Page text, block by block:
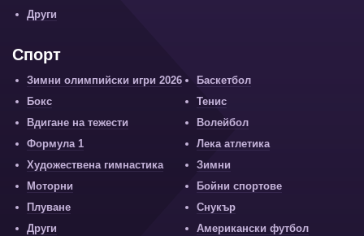
Други
Спорт
Зимни олимпийски игри 2026
Баскетбол
Бокс
Тенис
Вдигане на тежести
Волейбол
Формула 1
Лека атлетика
Художествена гимнастика
Зимни
Моторни
Бойни спортове
Плуване
Снукър
Други
Американски футбол